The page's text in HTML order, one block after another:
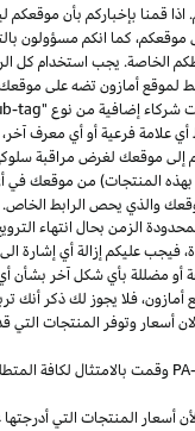
اذاقمنا بإخباركم بأن موقعكم
موقعكم، كما انكم مسؤولون
الخاصة. يجب استخدام كل
لموقع أمازون تضه على
شركاء إضافية من نوع "tag
فرعية أو أي معرف
إلى موقعك لغرض مراقبة
بهذه المنتجات) من موقعك
والذي يحص الرابط الخاص.
الزمن بحال انتهاء
فيجب عليكم إزالة أي إشارة الى الخصم 15% في حال انتهاء العرض
أو مضللة بأيشكلآخر بشأن
أمازون،فلا يجوز لكذكرأنك
أسعار وتوفر المنتجات
وقمت بالامتثال لكافة
المنتجات التي